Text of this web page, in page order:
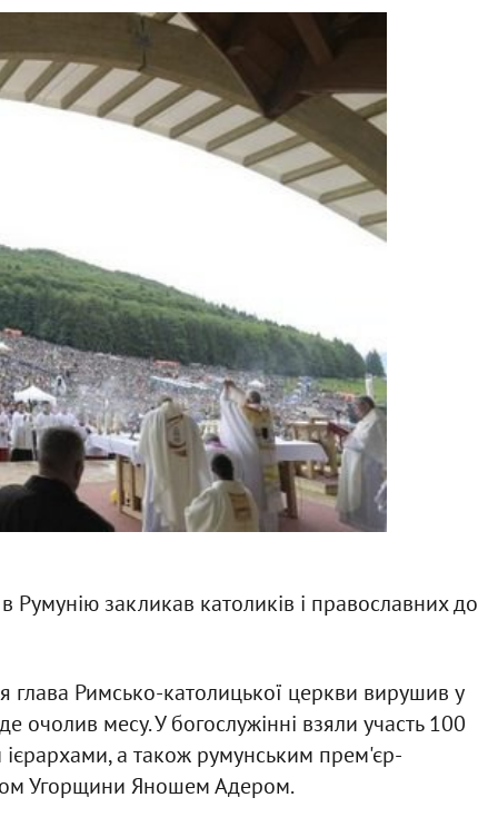
в Румунію закликав католиків і православних до
глава Римсько-католицької церкви вирушив у
очолив месу. У богослужінні взяли участь 100
а також румунським прем'єр-
Угорщини Яношем Адером.